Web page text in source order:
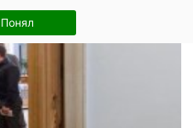
Понял